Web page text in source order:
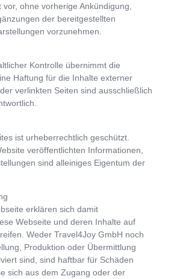
ohne vorherige Ankündigung,
der bereitgestellten
vorzunehmen.
Kontrolle übernimmt die
Haftung für die Inhalte externer
verlinkten Seiten sind ausschließlich
ist urheberrechtlich geschützt.
veröffentlichten Informationen,
sind alleiniges Eigentum der
erklären sich damit
Webseite und deren Inhalte auf
Weder Travel4Joy GmbH noch
Produktion oder Übermittlung
sind, sind haftbar für Schäden
sich aus dem Zugang oder der